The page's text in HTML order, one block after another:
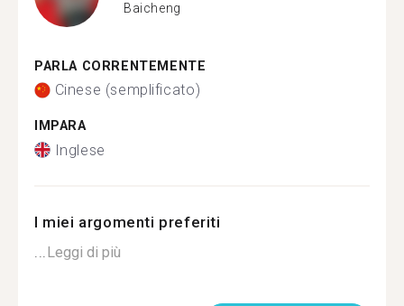
Baicheng
PARLA CORRENTEMENTE
Cinese (semplificato)
IMPARA
Inglese
I miei argomenti preferiti
Leggi di più